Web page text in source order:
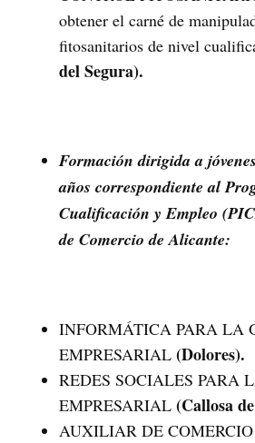
obtener el carné de
fitosanitarios de nivel
del Segura).
Formación dirigida a
años correspondiente al
Cualificación y Empleo
de Comercio de Alicante:
INFORMÁTICA PARA LA
EMPRESARIAL (Dolores).
REDES SOCIALES PARA
EMPRESARIAL (Callosa
AUXILIAR DE COMERCIO